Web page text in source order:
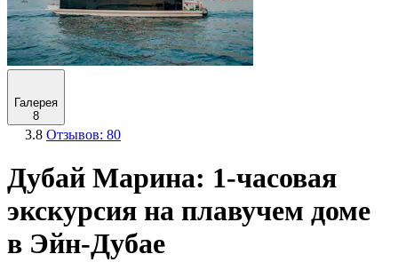
Галерея
8
3.8 Отзывов: 80
Дубай Марина: 1-часовая
экскурсия на плавучем доме
в Эйн-Дубае